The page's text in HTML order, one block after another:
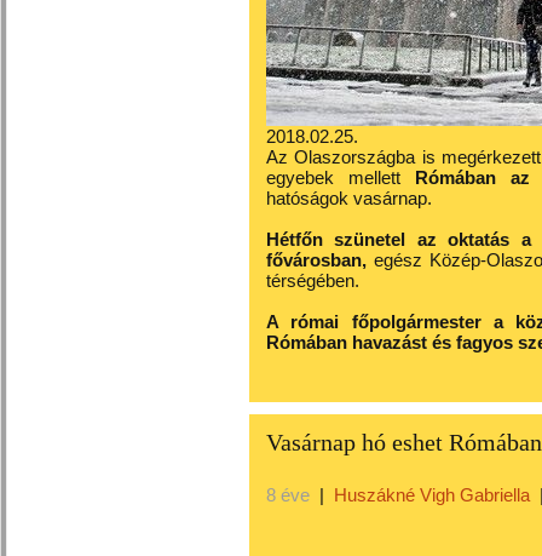
2018.02.25.
Az Olaszországba is
egyebek mellettRómában az
hatóságok vasárnap.
Hétfőn szünetel az oktatás a
fővárosban, egész Közép-
térségében.
A római főpolgármester a
Rómában havazást és fagyos
Vasárnap hó eshet
8 éve | Huszákné Vigh Gabriella